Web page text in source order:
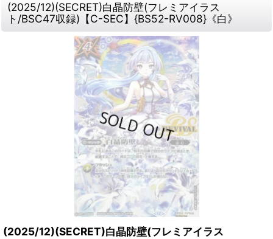
(2025/12)(SECRET)白晶防壁(フレミアイラス
ト/BSC47収録)【C-SEC】{BS52-RV008}《白》
(2025/12)(SECRET)白晶防壁(フレミアイラス